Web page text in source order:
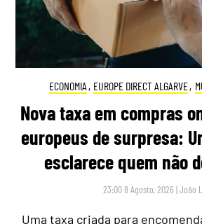
ECONOMIA , EUROPE DIRECT ALGARVE,
Nova taxa em compras
europeus de surpresa:
esclarece quem não
23:00 8 Agosto, 2026 |João
Uma taxa criada para